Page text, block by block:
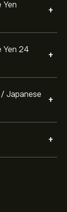
Yen
+
Yen 24
+
Japanese
+
+